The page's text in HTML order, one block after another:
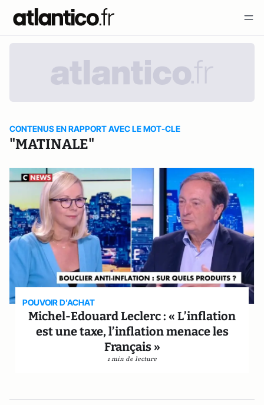
CONTENUS EN RAPPORT AVEC LE MOT-CLE
"MATINALE"
POUVOIR D'ACHAT
Michel-Edouard Leclerc : « L’inflation
est une taxe, l’inflation menace les
Français »
1 min de lecture